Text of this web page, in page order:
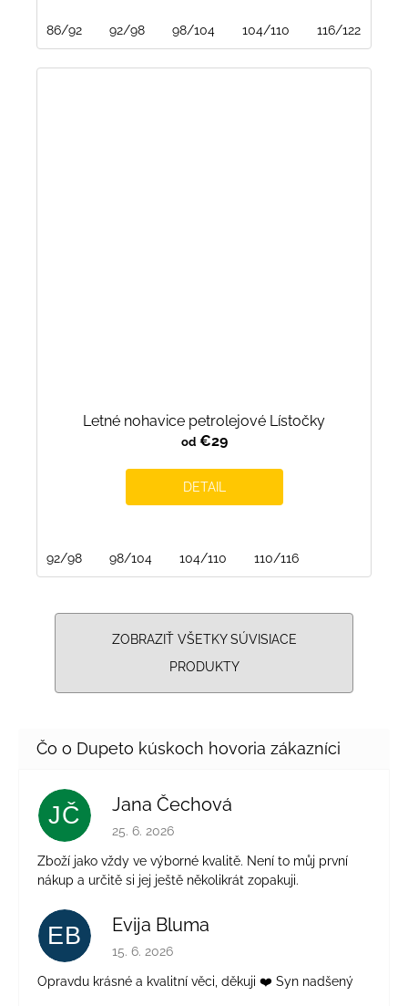
86/92 92/98 98/104 104/110 116/122
Letné nohavice petrolejové Lístočky
od€29
DETAIL
92/98 98/104 104/110 110/116
ZOBRAZIŤ VŠETKY SÚVISIACE
PRODUKTY
JČ Jana Čechová
Hodnotenie obchodu je 5 z 5 hviezdičiek.
25. 6. 2026
Zboží jako vždy ve výborné kvalitě. Není to můj první
nákup a určitě si jej ještě několikrát zopakuji.
EB Evija Bluma
Hodnotenie obchodu je 5 z 5 hviezdičiek.
15. 6. 2026
Opravdu krásné a kvalitní věci, děkuji ❤️ Syn nadšený